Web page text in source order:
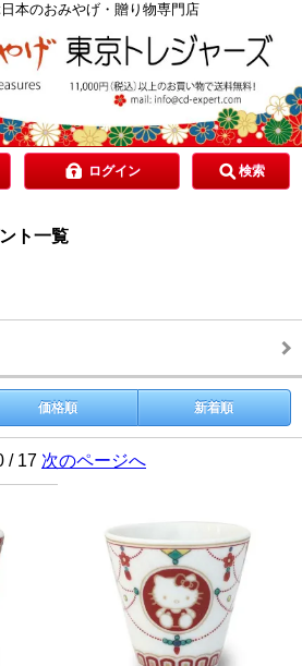
本のおみやげ・贈り物専門店
ログイン 検索
ト一覧
価格順 新着順
/ 17 次のページへ
ご予算で選ぶ
贈り先で選ぶ
目的で選ぶ